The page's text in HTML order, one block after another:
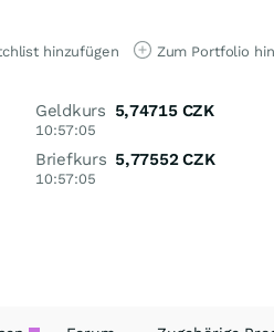
hinzufügen Zum Portfolio
Geldkurs
10:57:05
5,74715 CZK
Briefkurs
10:57:05
5,77552 CZK